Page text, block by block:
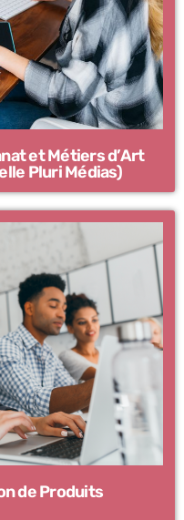
et Métiers d’Art
Pluri Médias)
de Produits